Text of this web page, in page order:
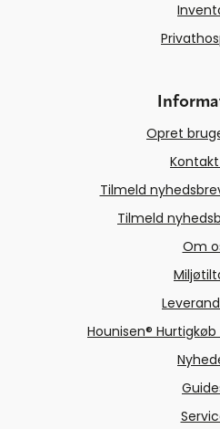
Opret
Tilmeld
Tilmeld
Om
Hounisen®